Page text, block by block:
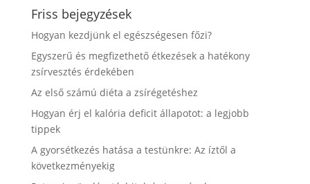
Friss bejegyzések
Hogyan kezdjünk el egészségesen főzi?
Egyszerű és megfizethető étkezések a hatékony
zsírvesztés érdekében
Az első számú diéta a zsírégetéshez
Hogyan érj el kalória deficit állapotot: a legjobb
tippek
A gyorsétkezés hatása a testünkre: Az íztől a
következményekig